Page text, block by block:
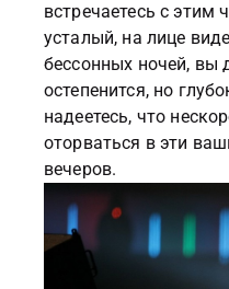
встречаетесь с этим
усталый, на лице
бессонных ночей, вы
остепенится, но
надеетесь, что
оторваться в эти
вечеров.